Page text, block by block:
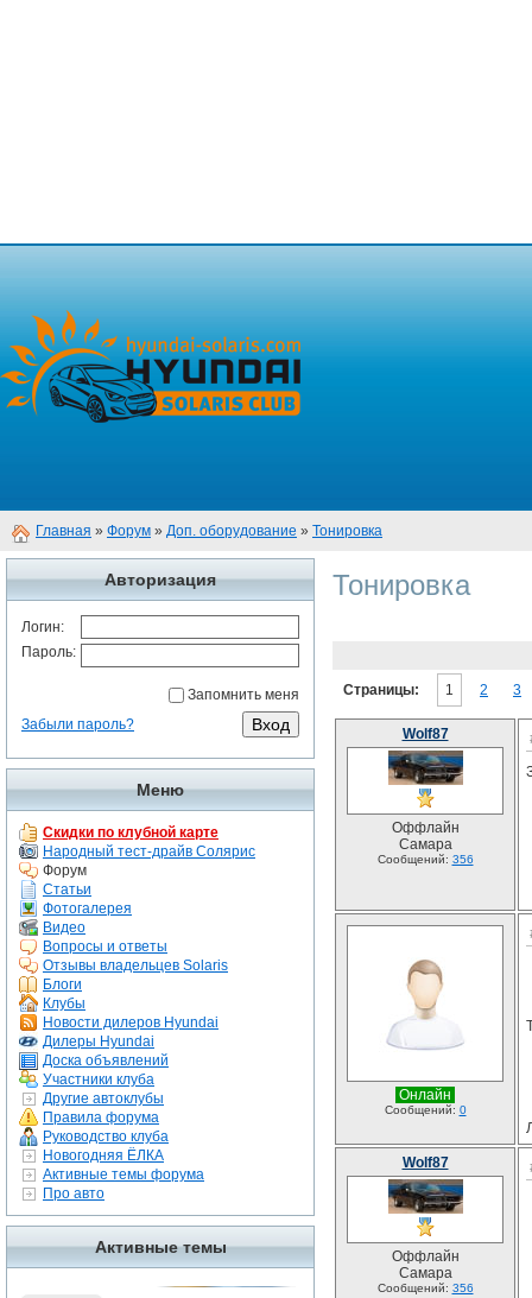
Главная » Форум » Доп. оборудование » Тонировка
Авторизация
Логин:
Пароль:
Запомнить меня
Забыли пароль?
Меню
Скидки по клубной карте
Народный тест-драйв Солярис
Форум
Статьи
Фотогалерея
Видео
Вопросы и ответы
Отзывы владельцев Solaris
Блоги
Клубы
Новости дилеров Hyundai
Дилеры Hyundai
Доска объявлений
Участники клуба
Другие автоклубы
Правила форума
Руководство клуба
Новогодняя ЁЛКА
Активные темы форума
Про авто
Активные темы
Тонировка
Страницы: 1 2 3
Wolf87
Оффлайн
Самара
Сообщений: 356
Онлайн
Сообщений: 0
Wolf87
Оффлайн
Самара
Сообщений: 356